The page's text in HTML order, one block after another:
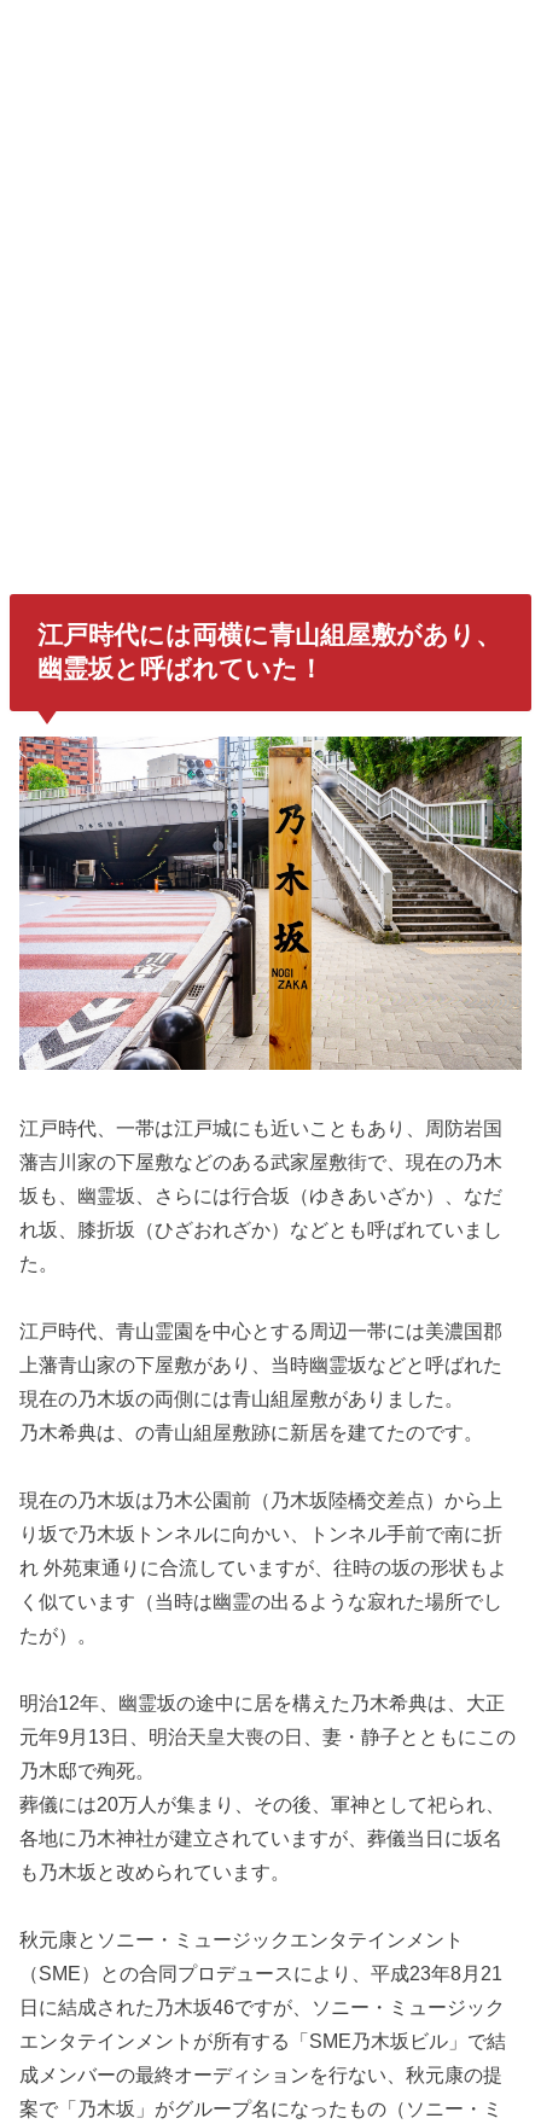
江戸時代には両横に青山組屋敷があり、
幽霊坂と呼ばれていた！
江戸時代、一帯は江戸城にも近いこともあり、周防岩国
藩吉川家の下屋敷などのある武家屋敷街で、現在の乃木
坂も、幽霊坂、さらには行合坂（ゆきあいざか）、なだ
れ坂、膝折坂（ひざおれざか）などとも呼ばれていまし
た。
江戸時代、青山霊園を中心とする周辺一帯には美濃国郡
上藩青山家の下屋敷があり、当時幽霊坂などと呼ばれた
現在の乃木坂の両側には青山組屋敷がありました。
乃木希典は、の青山組屋敷跡に新居を建てたのです。
現在の乃木坂は乃木公園前（乃木坂陸橋交差点）から上
り坂で乃木坂トンネルに向かい、トンネル手前で南に折
れ 外苑東通りに合流していますが、往時の坂の形状もよ
く似ています（当時は幽霊の出るような寂れた場所でし
たが）。
明治12年、幽霊坂の途中に居を構えた乃木希典は、大正
元年9月13日、明治天皇大喪の日、妻・静子とともにこの
乃木邸で殉死。
葬儀には20万人が集まり、その後、軍神として祀られ、
各地に乃木神社が建立されていますが、葬儀当日に坂名
も乃木坂と改められています。
秋元康とソニー・ミュージックエンタテインメント
（SME）との合同プロデュースにより、平成23年8月21
日に結成された乃木坂46ですが、ソニー・ミュージック
エンタテインメントが所有する「SME乃木坂ビル」で結
成メンバーの最終オーディションを行ない、秋元康の提
案で「乃木坂」がグループ名になったもの（ソニー・ミ